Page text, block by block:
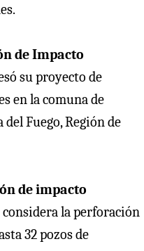
de Impacto
su proyecto de
en la comuna de
Fuego, Región de
de impacto
considera la perforación
32 pozos de